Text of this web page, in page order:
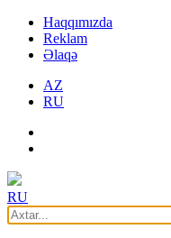
Haqqımızda
Reklam
Əlaqə
AZ
RU
RU